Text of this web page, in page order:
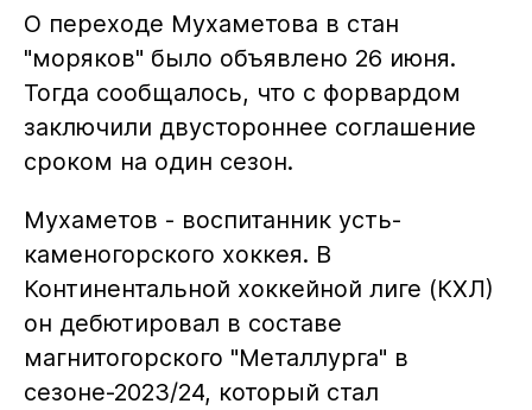
О переходе Мухаметова в стан
"моряков" было объявлено 26 июня.
Тогда сообщалось, что с форвардом
заключили двустороннее соглашение
сроком на один сезон.
Мухаметов - воспитанник усть-
каменогорского хоккея. В
Континентальной хоккейной лиге (КХЛ)
он дебютировал в составе
магнитогорского "Металлурга" в
сезоне-2023/24, который стал